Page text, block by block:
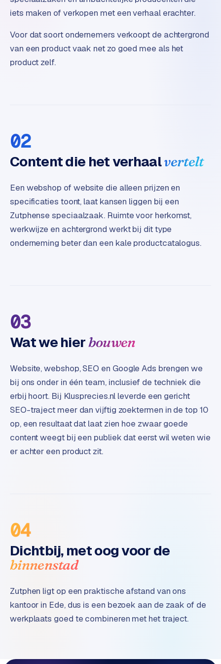
e
p
l
a
F
i
e
t
e
n
w
i
k
o
n
e
n
t
e
r
u
r
s
t
r
i
e
n
B
B
e
iets maken of verkopen met een verhaal erachter.
Voor dat soort ondernemers verkoopt de achtergrond
van een product vaak net zo goed mee als het
product zelf.
02
Content die het verhaalvertelt
Een webshop of website die alleen prijzen en
specificaties toont, laat kansen liggen bij een
Zutphense speciaalzaak. Ruimte voor herkomst,
werkwijze en achtergrond werkt bij dit type
onderneming beter dan een kale productcatalogus.
03
Wat we hierbouwen
Website, webshop, SEO en Google Ads brengen we
bij ons onder in één team, inclusief de techniek die
erbij hoort. Bij Klusprecies.nl leverde een gericht
SEO-traject meer dan vijftig zoektermen in de top 10
op, een resultaat dat laat zien hoe zwaar goede
content weegt bij een publiek dat eerst wil weten wie
er achter een product zit.
04
Dichtbij, met oog voor de
binnenstad
Zutphen ligt op een praktische afstand van ons
kantoor in Ede, dus is een bezoek aan de zaak of de
werkplaats goed te combineren met het traject.